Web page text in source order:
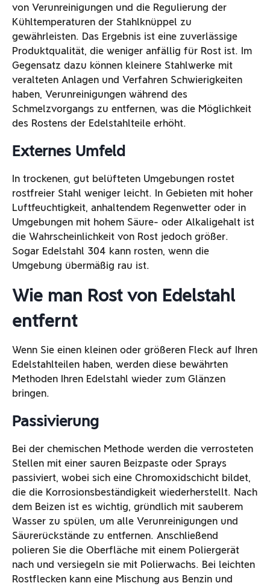
von Verunreinigungen und die Regulierung der
Kühltemperaturen der Stahlknüppel zu
gewährleisten. Das Ergebnis ist eine zuverlässige
Produktqualität, die weniger anfällig für Rost ist. Im
Gegensatz dazu können kleinere Stahlwerke mit
veralteten Anlagen und Verfahren Schwierigkeiten
haben, Verunreinigungen während des
Schmelzvorgangs zu entfernen, was die Möglichkeit
des Rostens der Edelstahlteile erhöht.
Externes Umfeld
In trockenen, gut belüfteten Umgebungen rostet
rostfreier Stahl weniger leicht. In Gebieten mit hoher
Luftfeuchtigkeit, anhaltendem Regenwetter oder in
Umgebungen mit hohem Säure- oder Alkaligehalt ist
die Wahrscheinlichkeit von Rost jedoch größer.
Sogar Edelstahl 304 kann rosten, wenn die
Umgebung übermäßig rau ist.
Wie man Rost von Edelstahl
entfernt
Wenn Sie einen kleinen oder größeren Fleck auf Ihren
Edelstahlteilen haben, werden diese bewährten
Methoden Ihren Edelstahl wieder zum Glänzen
bringen.
Passivierung
Bei der chemischen Methode werden die verrosteten
Stellen mit einer sauren Beizpaste oder Sprays
passiviert, wobei sich eine Chromoxidschicht bildet,
die die Korrosionsbeständigkeit wiederherstellt. Nach
dem Beizen ist es wichtig, gründlich mit sauberem
Wasser zu spülen, um alle Verunreinigungen und
Säurerückstände zu entfernen. Anschließend
polieren Sie die Oberfläche mit einem Poliergerät
nach und versiegeln sie mit Polierwachs. Bei leichten
Rostflecken kann eine Mischung aus Benzin und